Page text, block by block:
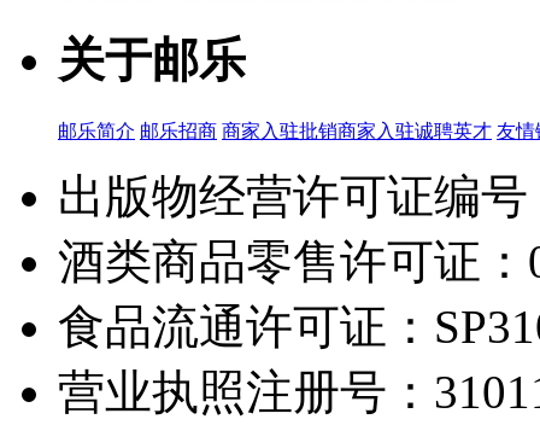
关于邮乐
邮乐简介 邮乐招商 商家入驻批销商家入驻诚聘英才 友情
出版物经营许可证编
酒类商品零售许可证：
食品流通许可证：
营业执照注册号：